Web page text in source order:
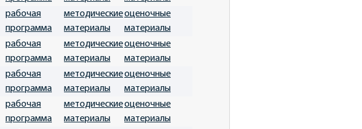
рабочая
программа
методические
материалы
оценочные
материалы
рабочая
программа
методические
материалы
оценочные
материалы
рабочая
программа
методические
материалы
оценочные
материалы
рабочая
программа
методические
материалы
оценочные
материалы